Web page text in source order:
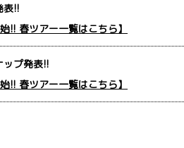
表!!
!! 春ツアー一覧はこちら】
ップ発表!!
!! 春ツアー一覧はこちら】